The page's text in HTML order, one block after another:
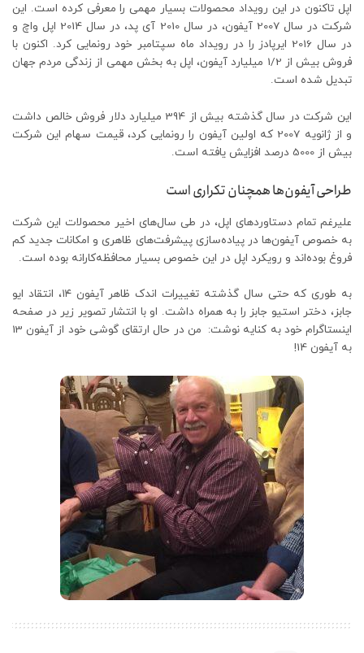
اپل تاکنون در این رویداد محصولات بسیار مهمی را معرفی کرده است. این
شرکت در سال 2007 آیفون، در سال 2010 آی پد، در سال 2014 اپل واچ و
در سال 2016 ایرپادز را در رویداد ماه سپتامبر خود رونمایی کرد. اکنون با
فروش بیش از 1/2 میلیارد آیفون، اپل به بخش مهمی از زندگی مردم جهان
تبدیل شده است.
این شرکت در سال گذشته بیش از 394 میلیارد دلار فروش خالص داشت
و از ژانویه 2007 که اولین آیفون را رونمایی کرد، قیمت سهام این شرکت
بیش از 5000 درصد افزایش یافته است.
طراحی آیفون‌ها همچنان تکراری است
علیرغم تمام دستاوردهای اپل، در طی سال‌های اخیر محصولات این شرکت
به خصوص آیفون‌ها در پیاده‌سازی پیشرفت‌های ظاهری و امکانات جدید کم
فروغ بوده‌اند و رویکرد اپل در این خصوص بسیار محافظه‌کارانه بوده است.
به طوری که حتی سال گذشته تغییرات اندک ظاهر آیفون ۱۴، انتقاد ایو
جابز، دختر استیو جابز را به همراه داشت. او با انتشار تصویر زیر در صفحه
اینستاگرام خود به کنایه نوشت: من در حال ارتقای گوشی خود از آیفون 13
به آیفون 14!